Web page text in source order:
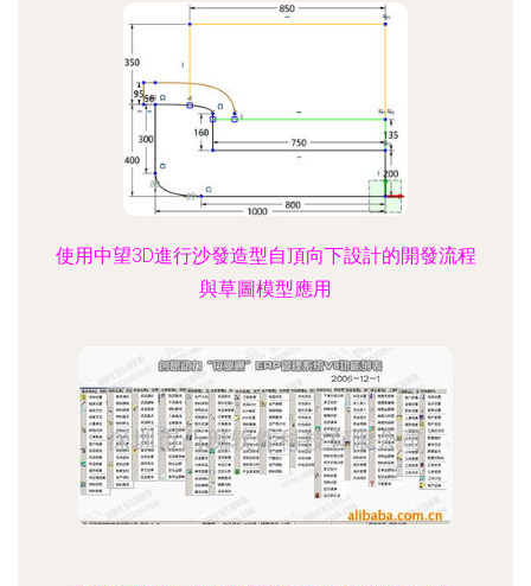
使用中望3D進行沙發造型自頂向下設計的開發流程
與草圖模型應用